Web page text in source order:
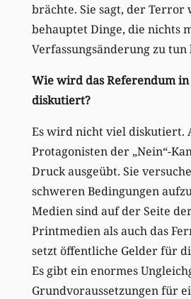
brächte. Sie sagt, der Terror
behauptet Dinge, die nichts
Verfassungsänderung zu tun
Wie wird das Referendum
diskutiert?
Es wird nicht viel diskutiert.
Protagonisten der „Nein“-
Druck ausgeübt. Sie
schweren Bedingungen
Medien sind auf der Seite
Printmedien als auch das
setzt öffentliche Gelder für
Es gibt ein enormes
Grundvoraussetzungen für